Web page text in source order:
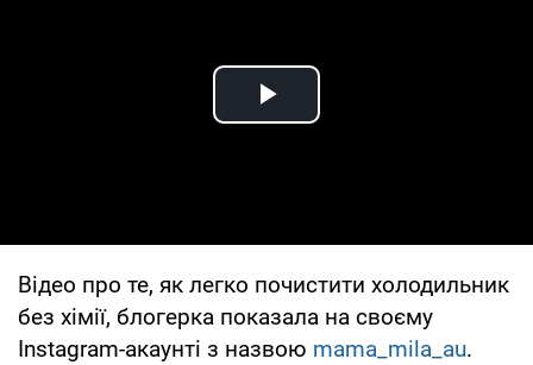
Play Video
Відео про те, як легко почистити холодильник
без хімії, блогерка показала на своєму
Instagram-акаунті з назвою mama_mila_au.